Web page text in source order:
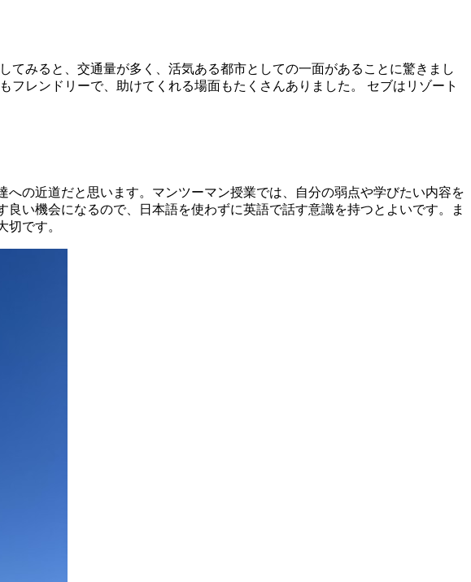
みると、交通量が多く、活気ある都市としての一面があることに驚きまし
レンドリーで、助けてくれる場面もたくさんありました。 セブはリゾート
の近道だと思います。マンツーマン授業では、自分の弱点や学びたい内容を
い機会になるので、日本語を使わずに英語で話す意識を持つとよいです。ま
です。